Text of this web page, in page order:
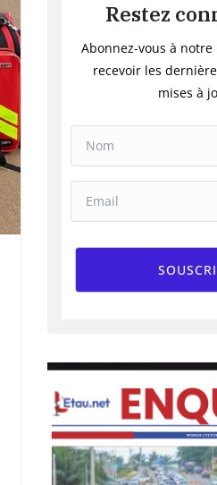
Restez
Abonnez-vous à
recevoir les
mises à